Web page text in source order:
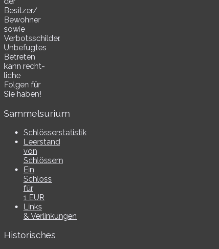
Besitzer/​
Bewohner
sowie
Verbotsschilder.
Unbefugtes
Betreten
kann recht­
li­che
Folgen für
Sie haben!
Sammelsurium
Schlösserstatistik
Leerstand
von
Schlössern
Ein
Schloss
für
1 EUR
Links
& Verlinkungen
Historisches